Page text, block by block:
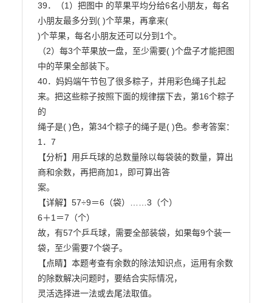
39．（1）把图中 的苹果平均分给6名小朋友，每名
小朋友最多分到( )个苹果，再拿来(
)个苹果，每名小朋友还可以分到1个。
（2）每3个苹果放一盘，至少需要( )个盘子才能把图
中的苹果全部装下。
40．妈妈端午节包了很多粽子，并用彩色绳子扎起
来。把这些粽子按照下面的规律摆下去，第16个粽子
的
绳子是( )色，第34个粽子的绳子是( )色。参考答案：
1．7
【分析】用乒乓球的总数量除以每袋装的数量，算出
商和余数，再把商加1，即可算出答
案。
【详解】57÷9＝6（袋）……3（个）
6＋1＝7（个）
故，有57个乒乓球，需要全部装袋，如果每9个装一
袋，至少需要7个袋子。
【点睛】本题考查有余数的除法知识点，运用有余数
的除数解决问题时，要结合实际情况，
灵活选择进一法或去尾法取值。